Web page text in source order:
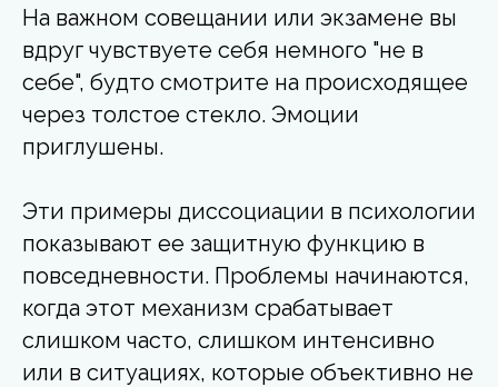
На важном совещании или экзамене вы
вдруг чувствуете себя немного "не в
себе", будто смотрите на происходящее
через толстое стекло. Эмоции
приглушены.
Эти примеры диссоциации в психологии
показывают ее защитную функцию в
повседневности. Проблемы начинаются,
когда этот механизм срабатывает
слишком часто, слишком интенсивно
или в ситуациях, которые объективно не